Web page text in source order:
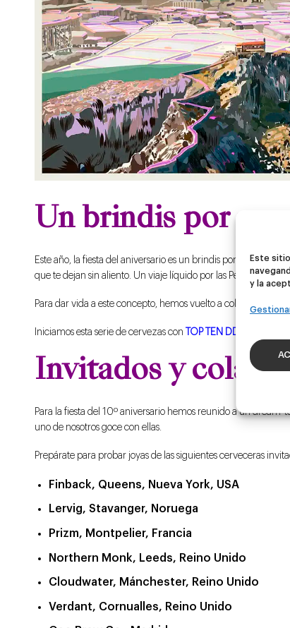
Este
y la
Un brindis por
Este año, la fiesta del aniversario es un brindis por todo lo
que te dejan sin aliento. Un viaje líquido por las Peñas de
Para dar vida a este concepto, hemos vuelto a colaborar con el
Iniciamos esta serie de cervezas con TOP TEN DDH Double IPA.
Invitados y
Para la fiesta del 10º aniversario hemos reunido a un
uno de nosotros goce con ellas.
Prepárate para probar joyas de las siguientes cerveceras
Finback, Queens, Nueva York, USA
Lervig, Stavanger, Noruega
Prizm, Montpelier, Francia
Northern Monk, Leeds, Reino Unido
Cloudwater, Mánchester, Reino Unido
Verdant, Cornualles, Reino Unido